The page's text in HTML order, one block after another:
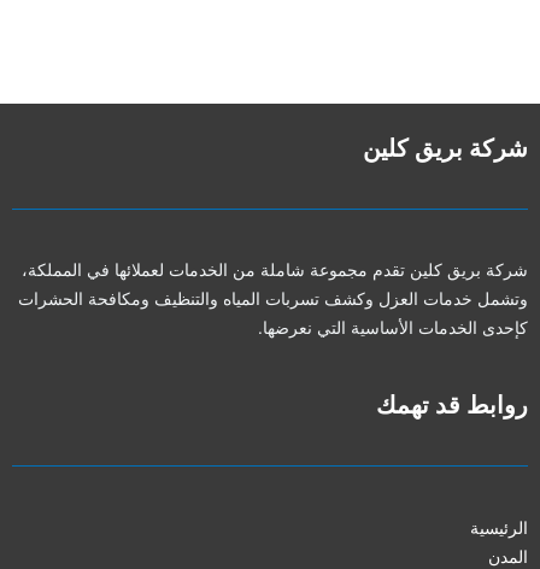
شركة بريق كلين
شركة بريق كلين تقدم مجموعة شاملة من الخدمات لعملائها في المملكة،
وتشمل خدمات العزل وكشف تسربات المياه والتنظيف ومكافحة الحشرات
كإحدى الخدمات الأساسية التي نعرضها.
روابط قد تهمك
الرئيسية
المدن